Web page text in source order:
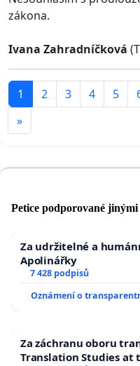
zákona.
Ivana Zahradníčková
1 2 3 4 5
»
Petice podporované
Za udržitelné a
Apolinářky
7 428 podpisů
Oznámení o
Za záchranu oboru
Translation Studies at